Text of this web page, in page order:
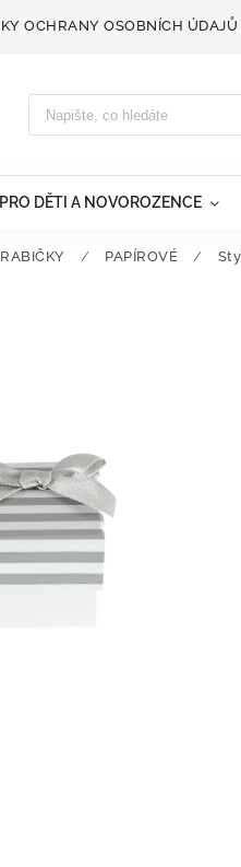
OCHRANY OSOBNÍCH ÚDAJŮ
PRO DĚTI A NOVOROZENCE
/ PAPÍROVÉ /